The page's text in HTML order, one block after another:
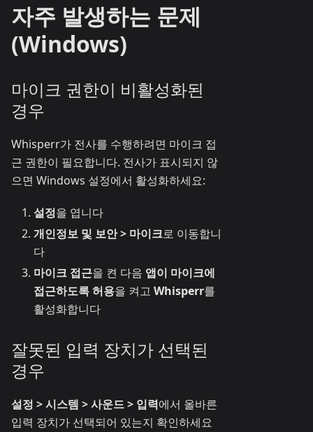
자주 발생하는 문제
(Windows)
마이크 권한이 비활성화된
경우
Whisperr가 전사를 수행하려면 마이크 접
근 권한이 필요합니다. 전사가 표시되지 않
으면 Windows 설정에서 활성화하세요:
설정을 엽니다
개인정보 및 보안 > 마이크로 이동합니
다
마이크 접근을 켠 다음 앱이 마이크에
접근하도록 허용을 켜고 Whisperr를
활성화합니다
잘못된 입력 장치가 선택된
경우
설정 > 시스템 > 사운드 > 입력에서 올바른
입력 장치가 선택되어 있는지 확인하세요